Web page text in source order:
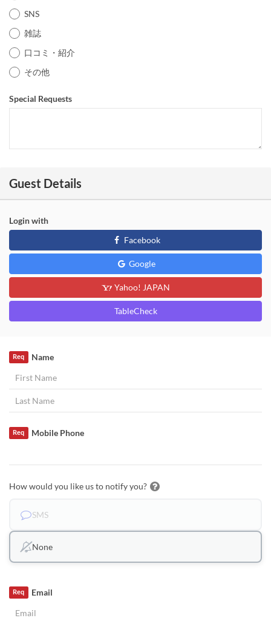
SNS
雑誌
口コミ・紹介
その他
Special Requests
Guest Details
Login with
Facebook
Google
Yahoo! JAPAN
TableCheck
Name
Req
Mobile Phone
Req
How would you like us to notify you?
SMS
None
Email
Req